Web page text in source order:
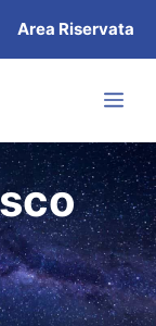
Area Riservata